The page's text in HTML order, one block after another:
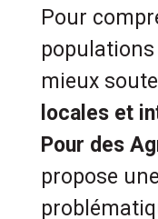
Pour
mieux
locales et
Pour des
propose